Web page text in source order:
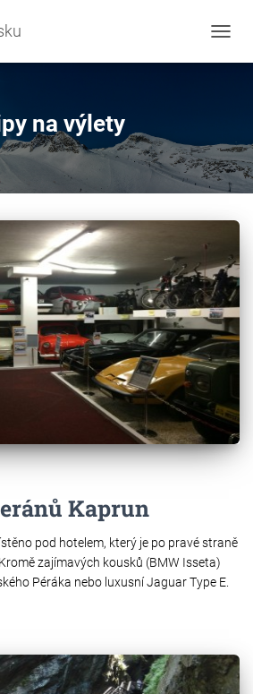
na výlety
Kaprun
pod hotelem, který je po pravé straně
zajímavých kousků (BMW Isseta)
Péráka nebo luxusní Jaguar Type E.